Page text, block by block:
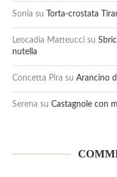
Sonia su Torta-crostata
Leocadia Matteucci su
nutella
Concetta Pira su Arancino
Serena su Castagnole con